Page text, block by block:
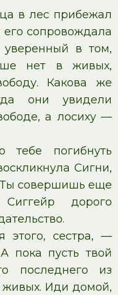
в лес прибежал
его сопровождала
уверенный в том,
нет в живых,
Какова же
они увидели
а лосиху —
погибнуть
Сигни,
Ты совершишь еще
дорого
сестра, —
пока пусть твой
последнего из
живых. Иди домой,